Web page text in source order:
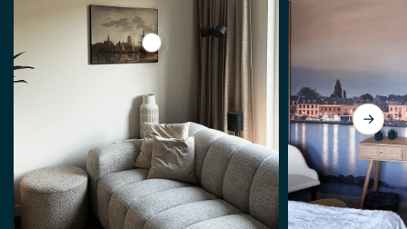
View Ansicht von Dordrecht bei